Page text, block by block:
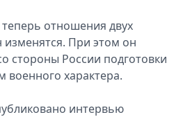
отношения двух
изменятся. При этом он
стороны России подготовки
военного характера.
интервью